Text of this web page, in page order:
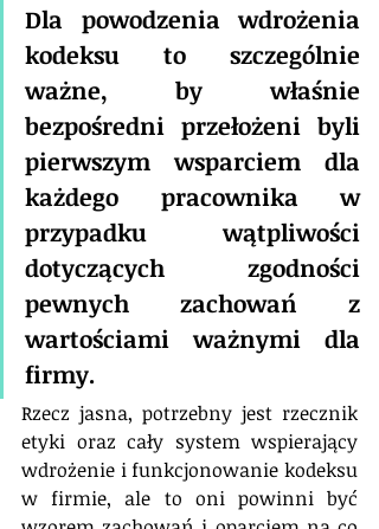
Dla powodzenia wdrożenia
kodeksu to szczególnie
ważne, by właśnie
bezpośredni przełożeni byli
pierwszym wsparciem dla
każdego pracownika w
przypadku wątpliwości
dotyczących zgodności
pewnych zachowań z
wartościami ważnymi dla
firmy.
Rzecz jasna, potrzebny jest rzecznik
etyki oraz cały system wspierający
wdrożenie i funkcjonowanie kodeksu
w firmie, ale to oni powinni być